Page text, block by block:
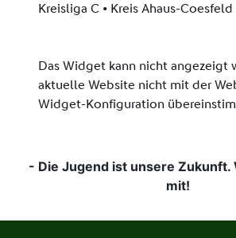
- Die Jugend ist unsere Zukunft.
mit!